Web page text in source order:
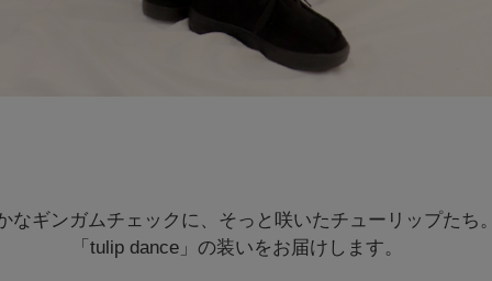
なギンガムチェックに、そっと咲いたチューリップたち
「tulip dance」の装いをお届けします。